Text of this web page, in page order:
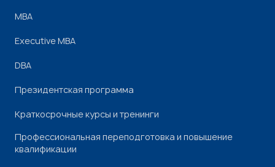
МВА
Executive MBA
DBA
Президентская программа
Краткосрочные курсы и тренинги
Профессиональная переподготовка и повышение
квалификации